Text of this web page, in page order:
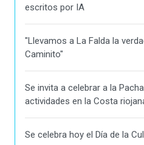
escritos por IA
"Llevamos a La Falda la
Caminito"
Se invita a celebrar a la
actividades en la Costa
Se celebra hoy el Día de la